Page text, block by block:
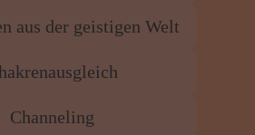
aus der geistigen Welt
Channeling